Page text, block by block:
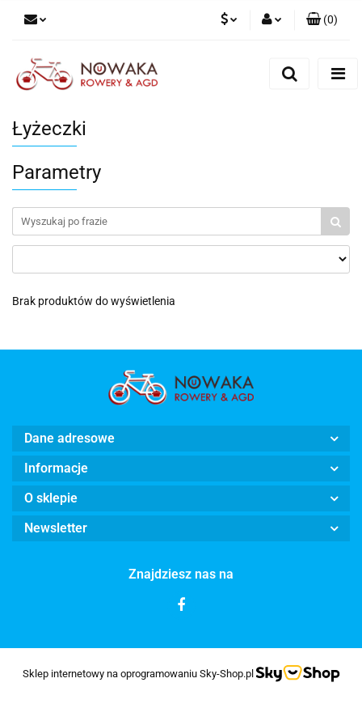
(0)
Łyżeczki
Parametry
Brak produktów do wyświetlenia
Dane adresowe
Informacje
O sklepie
Newsletter
Znajdziesz nas na
Sklep internetowy na oprogramowaniu Sky-Shop.pl